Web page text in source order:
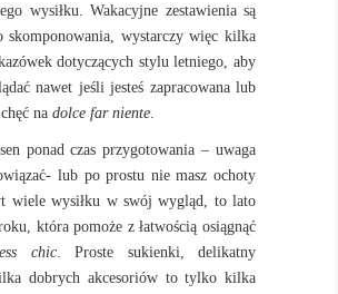
wysiłku. Wakacyjne zestawienia są
skomponowania, wystarczy więc kilka
dotyczących stylu letniego, aby
nawet jeśli jesteś zapracowana lub
na dolce far niente.
ponad czas przygotowania – uwaga
lub po prostu nie masz ochoty
wiele wysiłku w swój wygląd, to lato
która pomoże z łatwością osiągnąć
chic. Proste sukienki, delikatny
dobrych akcesoriów to tylko kilka